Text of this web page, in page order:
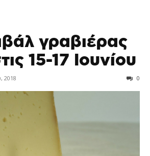
γραβιέρας
15-17 Ιουνίου
2018 0